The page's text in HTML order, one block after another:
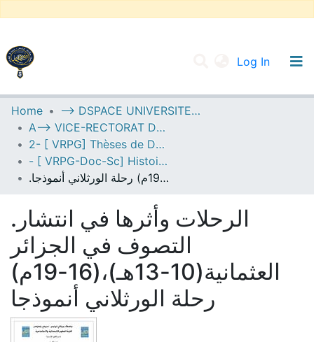
Log In
UNIVERSITY OF D.L SIDI BEL ABBES
Communities & Collections
All of DSpace
Statistics
Home
--> DSPACE UNIVERSITE DJILALLI LIABES DE SIDI BEL ABBES
A--> VICE-RECTORAT DE LA POST-GRADUATION
2- [ VRPG] Thèses de Doctorat en Sciences
- [ VRPG-Doc-Sc] Histoire --- تاريخ
.الرحلات وأثرها في انتشار التصوف في الجزائر العثمانية(10-13هـ)،(16-19م) رحلة الورثلاني أنموذجا
.الرحلات وأثرها في انتشار
التصوف في الجزائر
العثمانية(10-13هـ)،(16-19م)
رحلة الورثلاني أنموذجا